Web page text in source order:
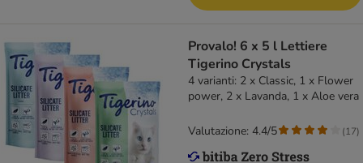
Provalo! 6 x 5 l Lettiere
Tigerino Crystals
4 varianti: 2 x Classic, 1 x Flower
power, 2 x Lavanda, 1 x Aloe vera
Valutazione: 4.4/5 (17)